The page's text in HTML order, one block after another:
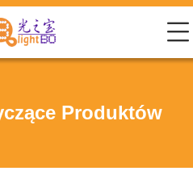
Produktów